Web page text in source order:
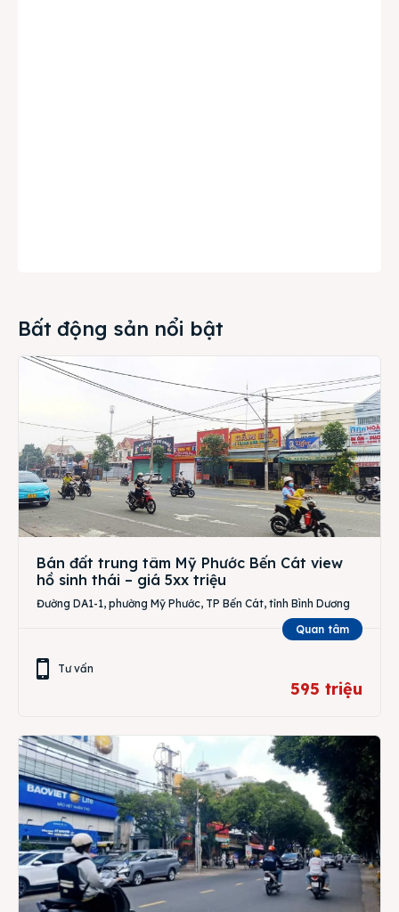
Bất động sản nổi bật
Bán đất trung tâm Mỹ Phước Bến Cát view
hồ sinh thái – giá 5xx triệu
Đường DA1-1, phường Mỹ Phước, TP Bến Cát, tỉnh Bình Dương
Quan tâm
Tư vấn
595 triệu